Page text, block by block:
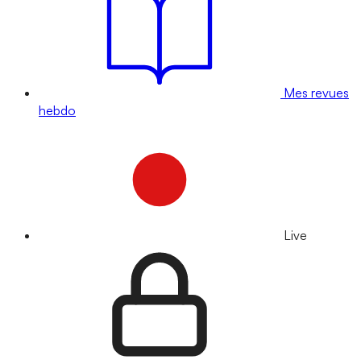
Mes revues
hebdo
Live